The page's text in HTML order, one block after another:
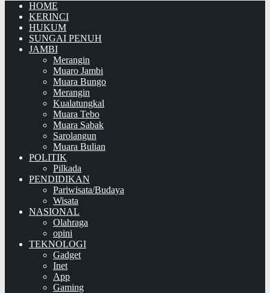
HOME
KERINCI
HUKUM
SUNGAI PENUH
JAMBI
Merangin
Muaro Jambi
Muara Bungo
Merangin
Kualatungkal
Muara Tebo
Muara Sabak
Sarolangun
Muara Bulian
POLITIK
Pilkada
PENDIDIKAN
Pariwisata/Budaya
Wisata
NASIONAL
Olahraga
opini
TEKNOLOGI
Gadget
Inet
App
Gaming